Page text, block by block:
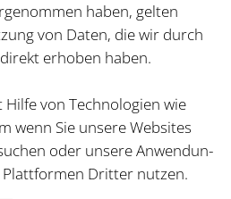
ha­ben, gel­ten
von Da­ten, die wir durch
er­ho­ben ha­ben.
von Tech­no­lo­gi­en wie
wenn Sie un­se­re Web­sites
oder un­se­re An­wen­dun­
Platt­for­men Drit­ter nut­zen.